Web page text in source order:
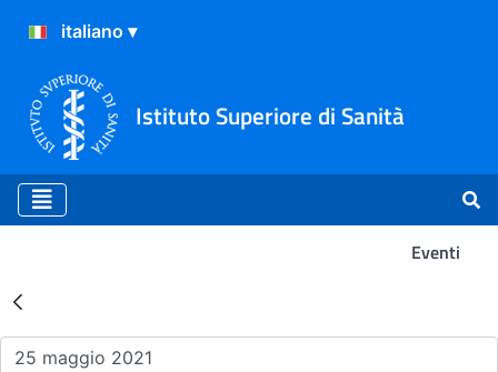
Istituto Superiore di Sanità
Eventi
Risultati della Ricerca -